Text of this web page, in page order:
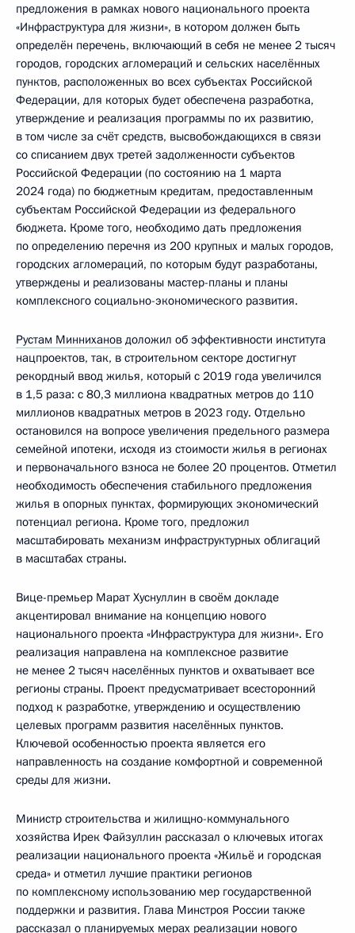
предложения в рамках нового национального проекта
«Инфраструктура для жизни», в котором должен быть
определён перечень, включающий в себя не менее 2 тысяч
городов, городских агломераций и сельских населённых
пунктов, расположенных во всех субъектах Российской
Федерации, для которых будет обеспечена разработка,
утверждение и реализация программы по их развитию,
в том числе за счёт средств, высвобождающихся в связи
со списанием двух третей задолженности субъектов
Российской Федерации (по состоянию на 1 марта
2024 года) по бюджетным кредитам, предоставленным
субъектам Российской Федерации из федерального
бюджета. Кроме того, необходимо дать предложения
по определению перечня из 200 крупных и малых городов,
городских агломераций, по которым будут разработаны,
утверждены и реализованы мастер-планы и планы
комплексного социально-экономического развития.
Рустам Минниханов доложил об эффективности института
нацпроектов, так, в строительном секторе достигнут
рекордный ввод жилья, который с 2019 года увеличился
в 1,5 раза: с 80,3 миллиона квадратных метров до 110
миллионов квадратных метров в 2023 году. Отдельно
остановился на вопросе увеличения предельного размера
семейной ипотеки, исходя из стоимости жилья в регионах
и первоначального взноса не более 20 процентов. Отметил
необходимость обеспечения стабильного предложения
жилья в опорных пунктах, формирующих экономический
потенциал региона. Кроме того, предложил
масштабировать механизм инфраструктурных облигаций
в масштабах страны.
Вице-премьер Марат Хуснуллин в своём докладе
акцентировал внимание на концепцию нового
национального проекта «Инфраструктура для жизни». Его
реализация направлена на комплексное развитие
не менее 2 тысяч населённых пунктов и охватывает все
регионы страны. Проект предусматривает всесторонний
подход к разработке, утверждению и осуществлению
целевых программ развития населённых пунктов.
Ключевой особенностью проекта является его
направленность на создание комфортной и современной
среды для жизни.
Министр строительства и жилищно-коммунального
хозяйства Ирек Файзуллин рассказал о ключевых итогах
реализации национального проекта «Жильё и городская
среда» и отметил лучшие практики регионов
по комплексному использованию мер государственной
поддержки и развития. Глава Минстроя России также
рассказал о планируемых мерах реализации нового